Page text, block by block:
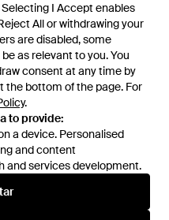
I Accept enables
All or withdrawing your
are disabled, some
as relevant to you. You
consent at any time by
the bottom of the page. For
.
to provide:
a device. Personalised
and content
and services development.